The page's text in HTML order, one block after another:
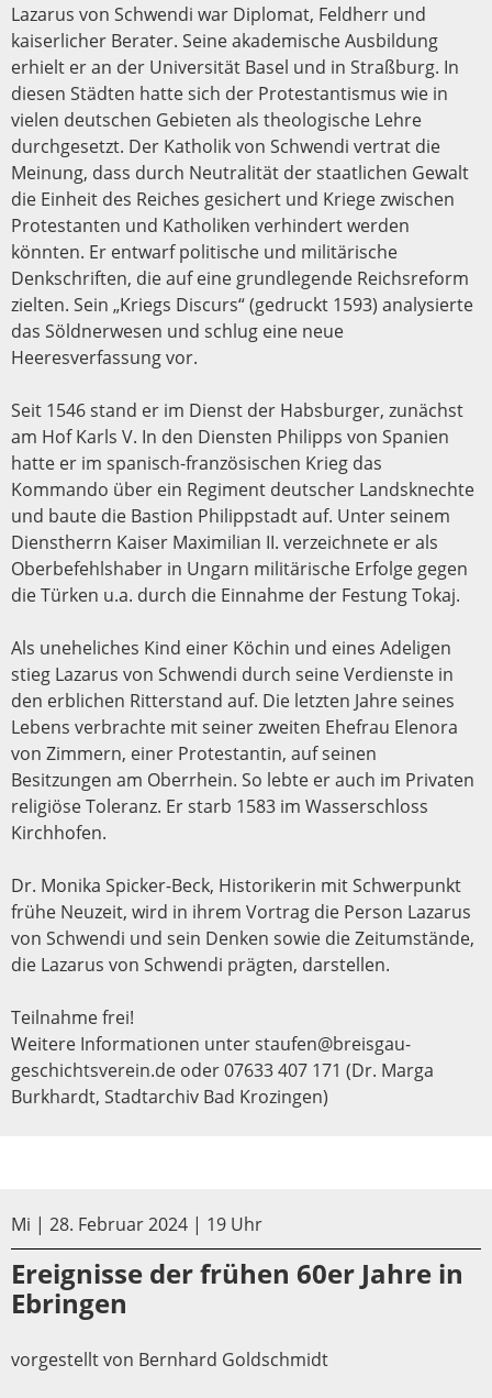
Lazarus von Schwendi war Diplomat, Feldherr und
kaiserlicher Berater. Seine akademische Ausbildung
erhielt er an der Universität Basel und in Straßburg. In
diesen Städten hatte sich der Protestantismus wie in
vielen deutschen Gebieten als theologische Lehre
durchgesetzt. Der Katholik von Schwendi vertrat die
Meinung, dass durch Neutralität der staatlichen Gewalt
die Einheit des Reiches gesichert und Kriege zwischen
Protestanten und Katholiken verhindert werden
könnten. Er entwarf politische und militärische
Denkschriften, die auf eine grundlegende Reichsreform
zielten. Sein „Kriegs Discurs“ (gedruckt 1593) analysierte
das Söldnerwesen und schlug eine neue
Heeresverfassung vor.
Seit 1546 stand er im Dienst der Habsburger, zunächst
am Hof Karls V. In den Diensten Philipps von Spanien
hatte er im spanisch-französischen Krieg das
Kommando über ein Regiment deutscher Landsknechte
und baute die Bastion Philippstadt auf. Unter seinem
Dienstherrn Kaiser Maximilian II. verzeichnete er als
Oberbefehlshaber in Ungarn militärische Erfolge gegen
die Türken u.a. durch die Einnahme der Festung Tokaj.
Als uneheliches Kind einer Köchin und eines Adeligen
stieg Lazarus von Schwendi durch seine Verdienste in
den erblichen Ritterstand auf. Die letzten Jahre seines
Lebens verbrachte mit seiner zweiten Ehefrau Elenora
von Zimmern, einer Protestantin, auf seinen
Besitzungen am Oberrhein. So lebte er auch im Privaten
religiöse Toleranz. Er starb 1583 im Wasserschloss
Kirchhofen.
Dr. Monika Spicker-Beck, Historikerin mit Schwerpunkt
frühe Neuzeit, wird in ihrem Vortrag die Person Lazarus
von Schwendi und sein Denken sowie die Zeitumstände,
die Lazarus von Schwendi prägten, darstellen.
Teilnahme frei!
Weitere Informationen unter staufen@breisgau-
geschichtsverein.de oder 07633 407 171 (Dr. Marga
Burkhardt, Stadtarchiv Bad Krozingen)
Mi | 28. Februar 2024 | 19 Uhr
Ereignisse der frühen 60er Jahre in
Ebringen
vorgestellt von Bernhard Goldschmidt